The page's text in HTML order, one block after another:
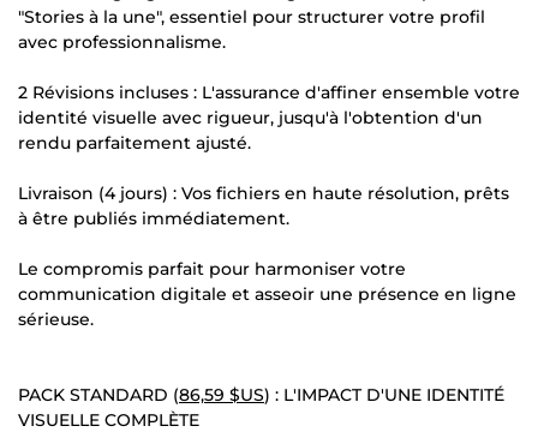
"Stories à la une", essentiel pour structurer votre profil
avec professionnalisme.
2 Révisions incluses : L'assurance d'affiner ensemble votre
identité visuelle avec rigueur, jusqu'à l'obtention d'un
rendu parfaitement ajusté.
Livraison (4 jours) : Vos fichiers en haute résolution, prêts
à être publiés immédiatement.
Le compromis parfait pour harmoniser votre
communication digitale et asseoir une présence en ligne
sérieuse.
PACK STANDARD (86,59 $US) : L'IMPACT D'UNE IDENTITÉ
VISUELLE COMPLÈTE